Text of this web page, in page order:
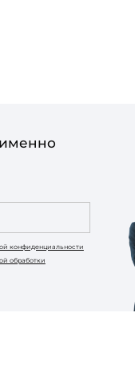
конфиденциальности
обработки